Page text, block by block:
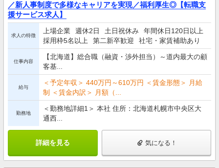
／新人事制度で多様なキャリアを実現／福利厚生◎【転職支
援サービス求人】
求人の特徴
上場企業 週休2日 土日祝休み
年間休日120日以上
採用枠5名以上
第二新卒歓迎 社宅・家賃補助あり
仕事内容
【北海道】総合職（融資・渉外担当）～道内最大の顧
客基...
給与
＜予定年収＞ 440万円～610万円 ＜賃金形態＞ 月給
制 ＜賃金内訳＞ 月額（...
勤務地
＜勤務地詳細1＞ 本社 住所：北海道札幌市中央区大
通西...
詳細を見る 気になる！